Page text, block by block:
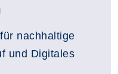
nachhaltige
und Digitales